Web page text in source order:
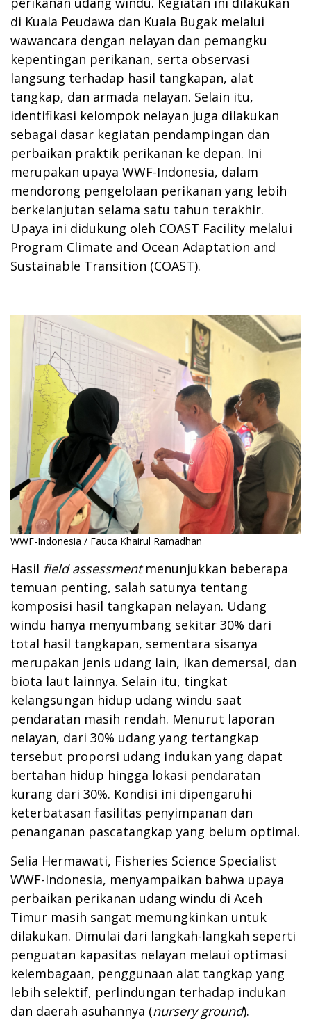
di Kuala Peudawa dan Kuala Bugak melalui
wawancara dengan nelayan dan pemangku
kepentingan perikanan, serta observasi
langsung terhadap hasil tangkapan, alat
tangkap, dan armada nelayan. Selain itu,
identifikasi kelompok nelayan juga dilakukan
sebagai dasar kegiatan pendampingan dan
perbaikan praktik perikanan ke depan. Ini
merupakan upaya WWF-Indonesia, dalam
mendorong pengelolaan perikanan yang lebih
berkelanjutan selama satu tahun terakhir.
Upaya ini didukung oleh COAST Facility melalui
Program Climate and Ocean Adaptation and
Sustainable Transition (COAST).
WWF-Indonesia / Fauca Khairul Ramadhan
Hasil field assessmentmenunjukkan beberapa
temuan penting, salah satunya tentang
komposisi hasil tangkapan nelayan. Udang
windu hanya menyumbang sekitar 30% dari
total hasil tangkapan, sementara sisanya
merupakan jenis udang lain, ikan demersal, dan
biota laut lainnya. Selain itu, tingkat
kelangsungan hidup udang windu saat
pendaratan masih rendah. Menurut laporan
nelayan, dari 30% udang yang tertangkap
tersebut proporsi udang indukan yang dapat
bertahan hidup hingga lokasi pendaratan
kurang dari 30%. Kondisi ini dipengaruhi
keterbatasan fasilitas penyimpanan dan
penanganan pascatangkap yang belum optimal.
Selia Hermawati, Fisheries Science Specialist
WWF-Indonesia, menyampaikan bahwa upaya
perbaikan perikanan udang windu di Aceh
Timur masih sangat memungkinkan untuk
dilakukan. Dimulai dari langkah-langkah seperti
penguatan kapasitas nelayan melaui optimasi
kelembagaan, penggunaan alat tangkap yang
lebih selektif, perlindungan terhadap indukan
dan daerah asuhannya (nursery ground).